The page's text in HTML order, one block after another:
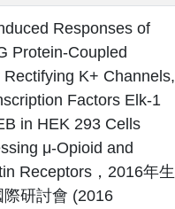
Responses of
Protein-Coupled
Rectifying K+ Channels,
Factors Elk-1
in HEK 293 Cells
μ-Opioid and
Receptors，2016年生
際研討會 (2016